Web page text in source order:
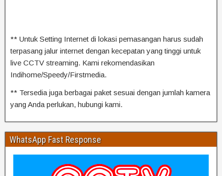
** Untuk Setting Internet di lokasi pemasangan harus sudah
terpasang jalur internet dengan kecepatan yang tinggi untuk
live CCTV streaming. Kami rekomendasikan
Indihome/Speedy/Firstmedia.
** Tersedia juga berbagai paket sesuai dengan jumlah kamera
yang Anda perlukan, hubungi kami.
WhatsApp Fast Response